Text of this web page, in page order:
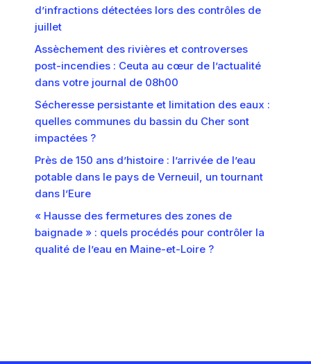
d’infractions détectées lors des contrôles de
juillet
Assèchement des rivières et controverses
post-incendies : Ceuta au cœur de l’actualité
dans votre journal de 08h00
Sécheresse persistante et limitation des eaux :
quelles communes du bassin du Cher sont
impactées ?
Près de 150 ans d’histoire : l’arrivée de l’eau
potable dans le pays de Verneuil, un tournant
dans l’Eure
« Hausse des fermetures des zones de
baignade » : quels procédés pour contrôler la
qualité de l’eau en Maine-et-Loire ?